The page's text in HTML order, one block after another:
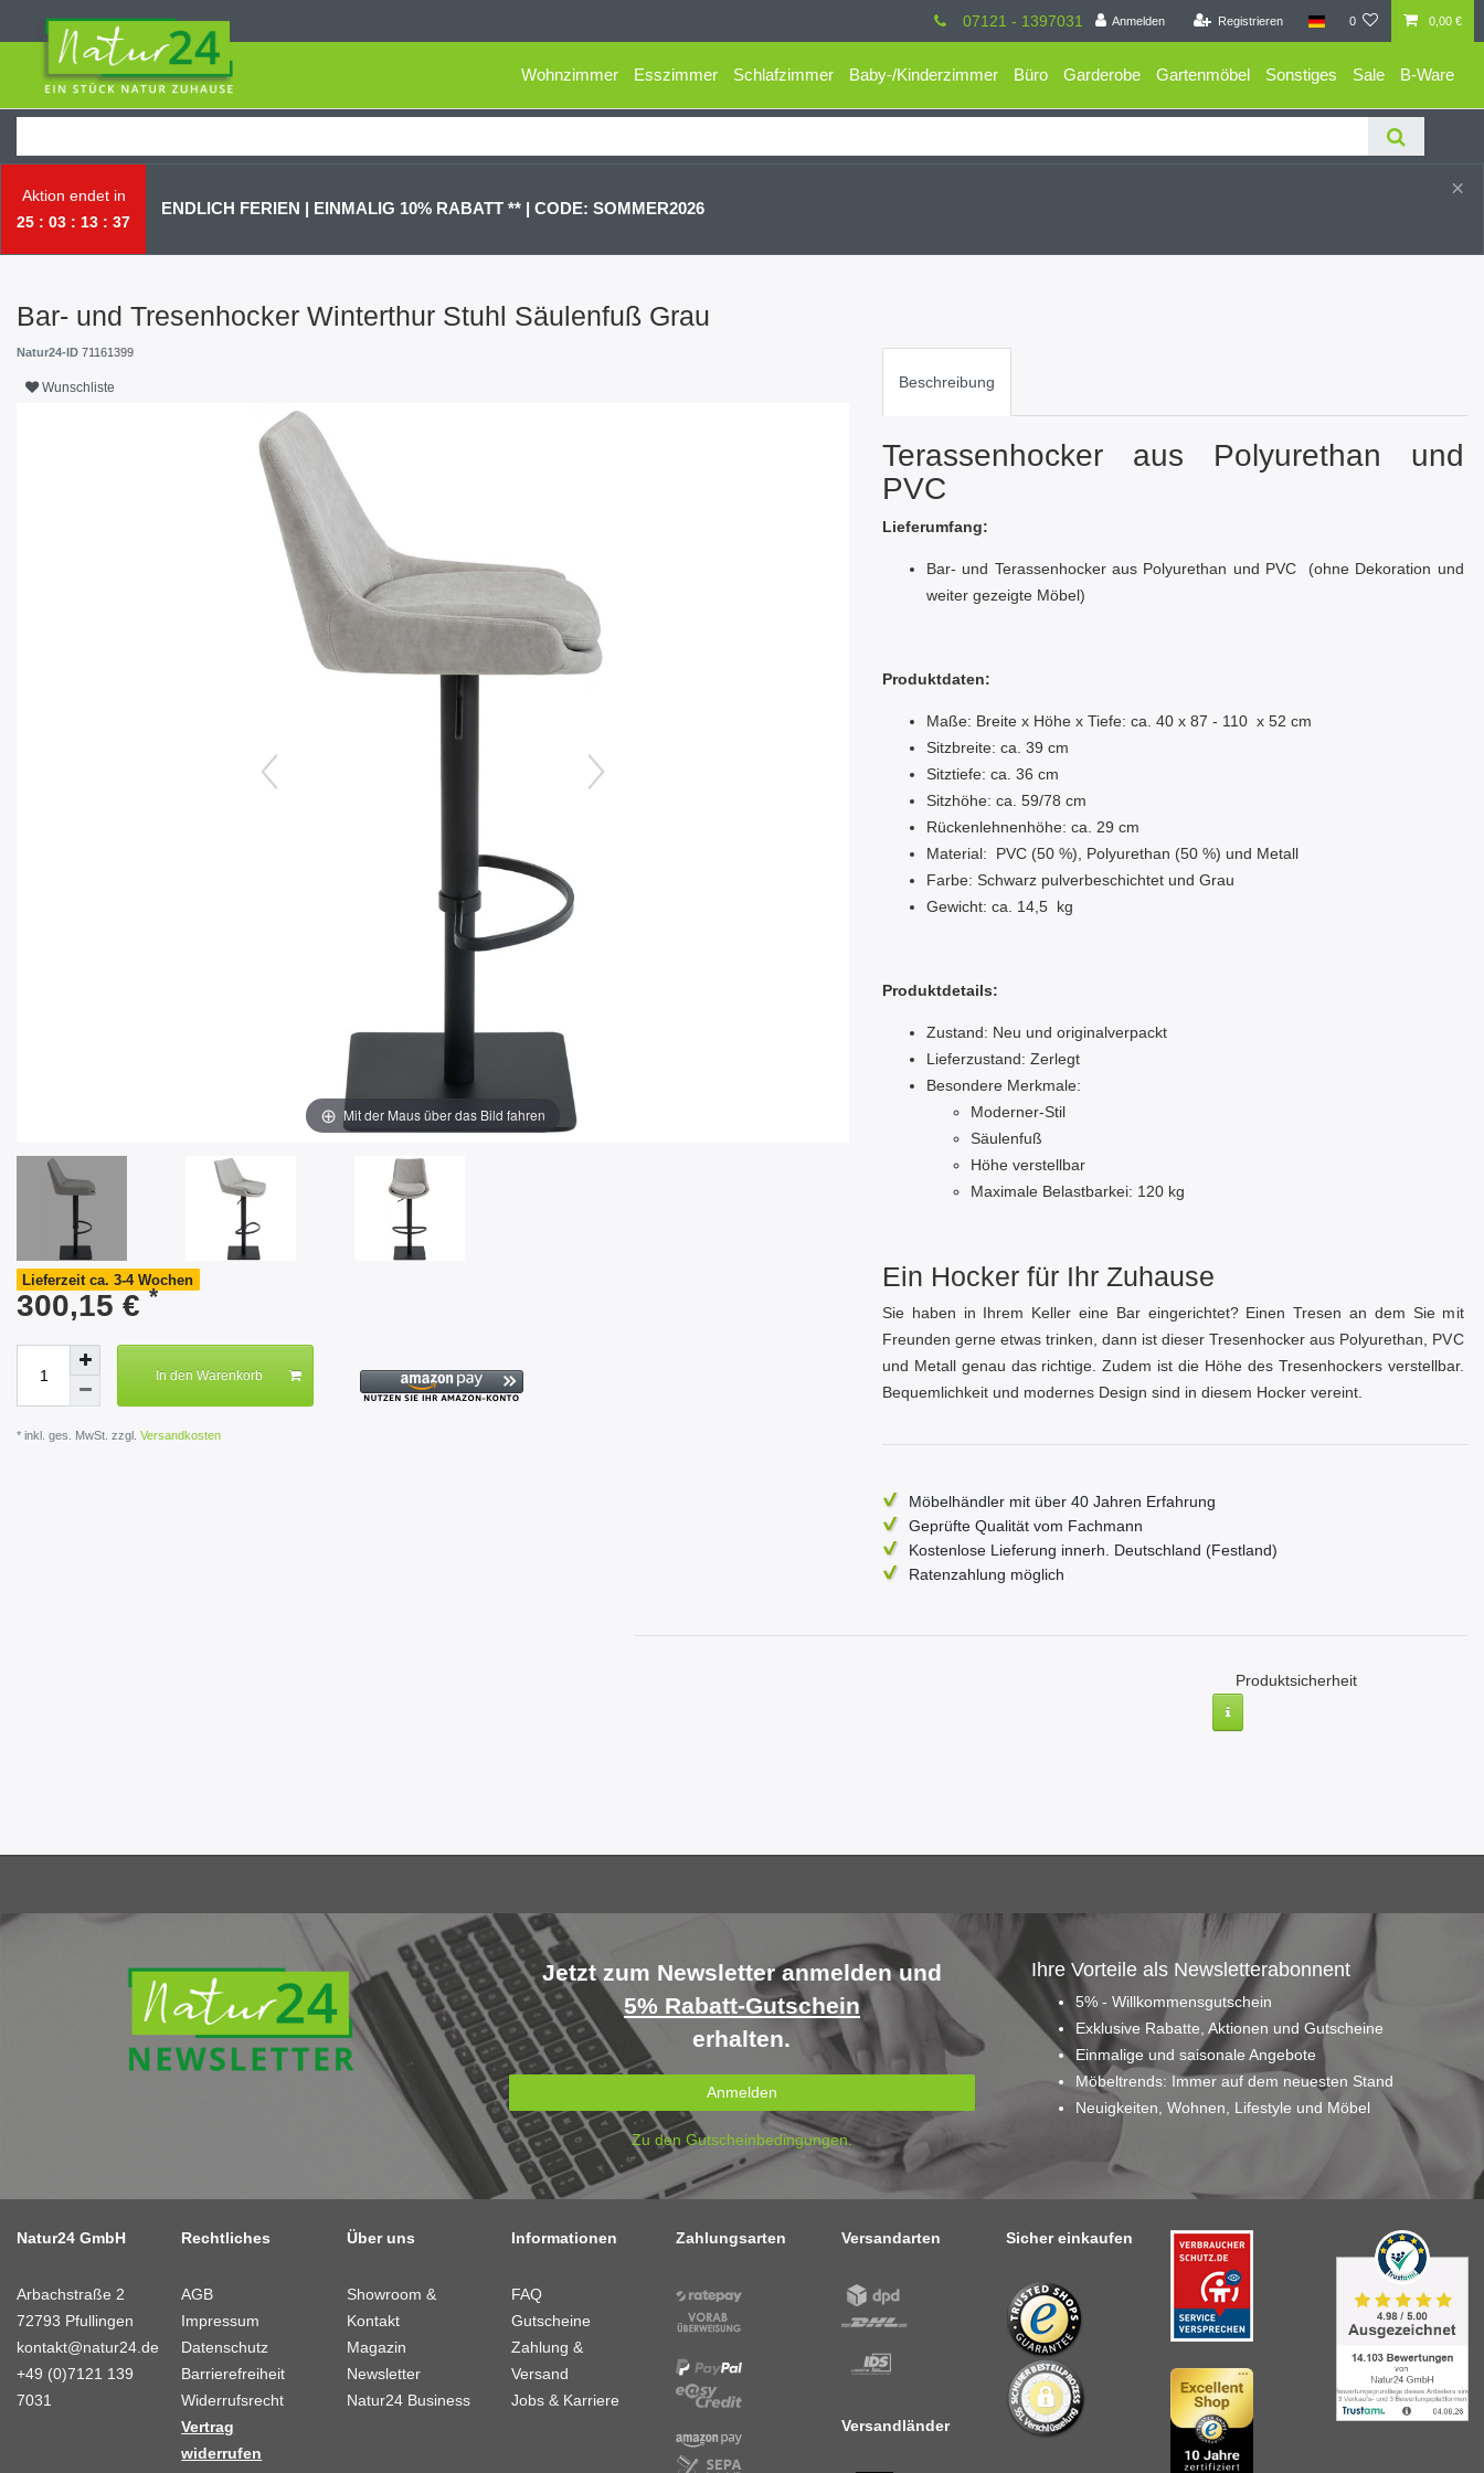
Anmelden Registrieren 0 0,00 €
07121 - 1397031
Wohnzimmer Esszimmer Schlafzimmer Baby-/Kinderzimmer Büro Garderobe Gartenmöbel Sonstiges Sale B-Ware
Aktion endet in
25
03 13 36
ENDLICH FERIEN | EINMALIG 10% RABATT ** | CODE: SOMMER2026
×
Bar- und Tresenhocker Winterthur Stuhl Säulenfuß Grau
Natur24-ID 71161399
Wunschliste
Mit der Maus über das Bild fahren
Lieferzeit ca. 3-4 Wochen
300,15 € *
In den Warenkorb
* inkl. ges. MwSt. zzgl. Versandkosten
Beschreibung
Terassenhocker aus Polyurethan und
PVC
Lieferumfang:
Bar- und Terassenhocker aus Polyurethan und PVC (ohne Dekoration und
weiter gezeigte Möbel)
Produktdaten:
Maße: Breite x Höhe x Tiefe: ca. 40 x 87 - 110 x 52 cm
Sitzbreite: ca. 39 cm
Sitztiefe: ca. 36 cm
Sitzhöhe: ca. 59/78 cm
Rückenlehnenhöhe: ca. 29 cm
Material: PVC (50 %), Polyurethan (50 %) und Metall
Farbe: Schwarz pulverbeschichtet und Grau
Gewicht: ca. 14,5 kg
Produktdetails:
Zustand: Neu und originalverpackt
Lieferzustand: Zerlegt
Besondere Merkmale:
Moderner-Stil
Säulenfuß
Höhe verstellbar
Maximale Belastbarkei: 120 kg
Ein Hocker für Ihr Zuhause
Sie haben in Ihrem Keller eine Bar eingerichtet? Einen Tresen an dem Sie mit
Freunden gerne etwas trinken, dann ist dieser Tresenhocker aus Polyurethan, PVC
und Metall genau das richtige. Zudem ist die Höhe des Tresenhockers verstellbar.
Bequemlichkeit und modernes Design sind in diesem Hocker vereint.
Möbelhändler mit über 40 Jahren Erfahrung
Geprüfte Qualität vom Fachmann
Kostenlose Lieferung innerh. Deutschland (Festland)
Ratenzahlung möglich
Produktsicherheit
Jetzt zum Newsletter anmelden und
5% Rabatt-Gutschein
erhalten.
Anmelden
Zu den Gutscheinbedingungen.
Ihre Vorteile als Newsletterabonnent
5% - Willkommensgutschein
Exklusive Rabatte, Aktionen und Gutscheine
Einmalige und saisonale Angebote
Möbeltrends: Immer auf dem neuesten Stand
Neuigkeiten, Wohnen, Lifestyle und Möbel
Natur24 GmbH
Arbachstraße 2
72793 Pfullingen
kontakt@natur24.de
+49 (0)7121 139
7031
Rechtliches
AGB
Impressum
Datenschutz
Barrierefreiheit
Widerrufsrecht
Vertrag
widerrufen
Über uns
Showroom &
Kontakt
Magazin
Newsletter
Natur24 Business
Informationen
FAQ
Gutscheine
Zahlung &
Versand
Jobs & Karriere
Zahlungsarten Versandarten
Versandländer
Sicher einkaufen